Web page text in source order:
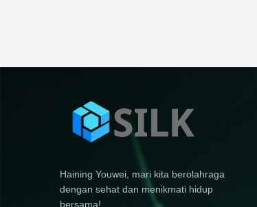
Haining Youwei, mari kita berolahraga
dengan sehat dan menikmati hidup
bersama!